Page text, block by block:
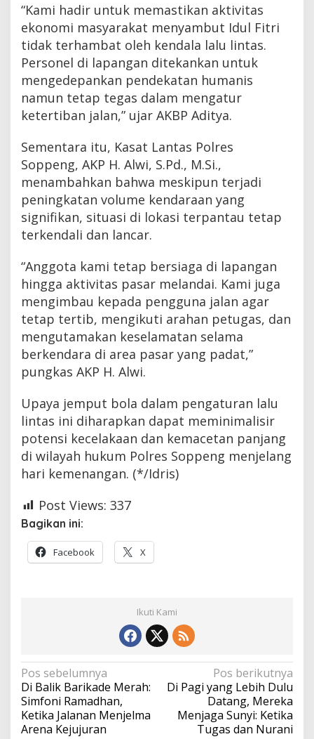
“Kami hadir untuk memastikan aktivitas
ekonomi masyarakat menyambut Idul Fitri
tidak terhambat oleh kendala lalu lintas.
Personel di lapangan ditekankan untuk
mengedepankan pendekatan humanis
namun tetap tegas dalam mengatur
ketertiban jalan,” ujar AKBP Aditya.
Sementara itu, Kasat Lantas Polres
Soppeng, AKP H. Alwi, S.Pd., M.Si.,
menambahkan bahwa meskipun terjadi
peningkatan volume kendaraan yang
signifikan, situasi di lokasi terpantau tetap
terkendali dan lancar.
“Anggota kami tetap bersiaga di lapangan
hingga aktivitas pasar melandai. Kami juga
mengimbau kepada pengguna jalan agar
tetap tertib, mengikuti arahan petugas, dan
mengutamakan keselamatan selama
berkendara di area pasar yang padat,”
pungkas AKP H. Alwi.
Upaya jemput bola dalam pengaturan lalu
lintas ini diharapkan dapat meminimalisir
potensi kecelakaan dan kemacetan panjang
di wilayah hukum Polres Soppeng menjelang
hari kemenangan. (*/Idris)
Post Views: 337
Bagikan ini:
Facebook X
Ikuti Kami
Navigasi
pos
Pos sebelumnya
Di Balik Barikade Merah:
Simfoni Ramadhan,
Ketika Jalanan Menjelma
Arena Kejujuran
Pos berikutnya
Di Pagi yang Lebih Dulu
Datang, Mereka
Menjaga Sunyi: Ketika
Tugas dan Nurani